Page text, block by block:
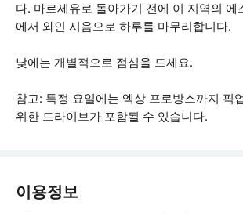
다. 마르세유로 돌아가기 전에 이 지역의 에
에서 와인 시음으로 하루를 마무리합니다.
낮에는 개별적으로 점심을 드세요.
참고: 특정 요일에는 엑상 프로방스까지 픽
위한 드라이브가 포함될 수 있습니다.
이용정보